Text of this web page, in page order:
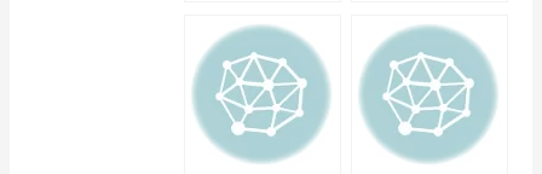
01023629342
01023629342